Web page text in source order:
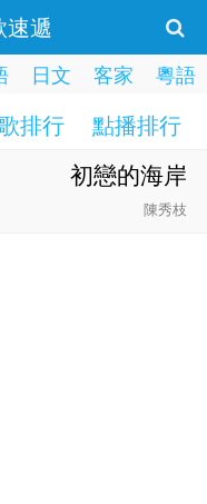
速遞
日文 客家 粵語
排行 點播排行
初戀的海岸
陳秀枝